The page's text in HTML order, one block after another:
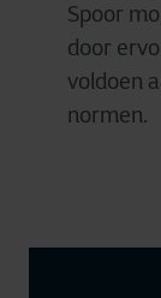
Spoor
door
voldoen
normen.